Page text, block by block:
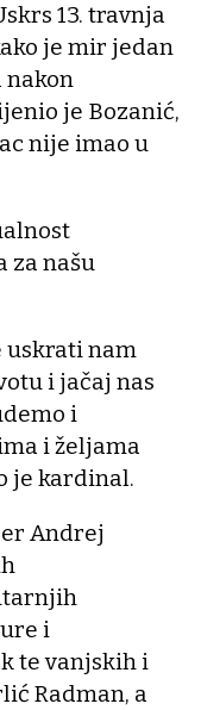
13. travnja
je mir jedan
nakon
je Bozanić,
nije imao u
za našu
uskrati nam
i jačaj nas
i
i željama
je kardinal.
Andrej
i
te vanjskih i
Radman, a